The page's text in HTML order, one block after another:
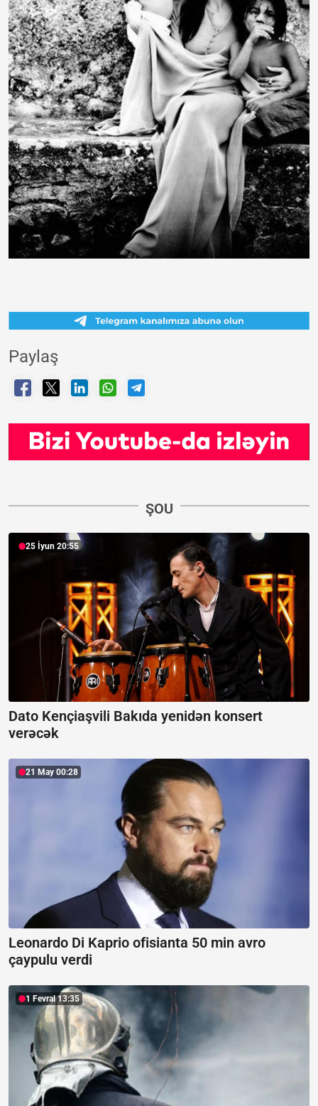
Paylaş
ŞOU
25 İyun 20:55
Dato Kençiaşvili Bakıda yenidən konsert
verəcək
21 May 00:28
Leonardo Di Kaprio ofisianta 50 min avro
çaypulu verdi
1 Fevral 13:35